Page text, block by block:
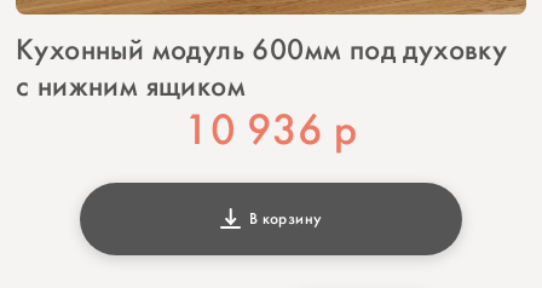
Кухонный модуль 600мм под духовку
с нижним ящиком
10 936 р
В корзину